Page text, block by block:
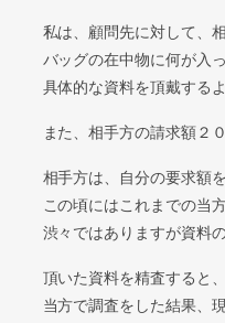
私は、顧問先に対して、
バッグの在中物に何が入
具体的な資料を頂戴する
また、相手方の請求額２
相手方は、自分の要求額
この頃にはこれまでの当
渋々ではありますが資料
頂いた資料を精査すると
当方で調査をした結果、